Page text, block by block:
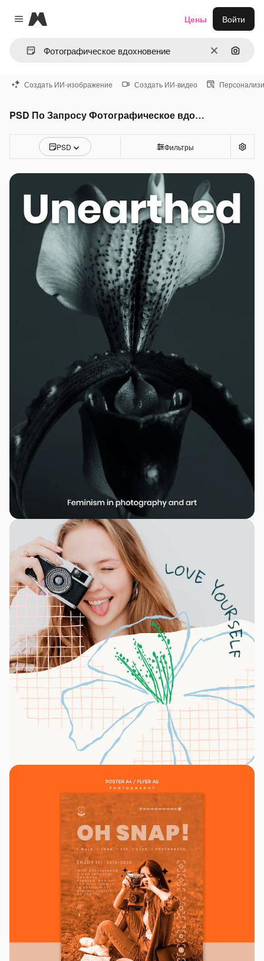
Close menu
Magnific
ОчиститьПоиск
Цены Войти
Создать ИИ-изображение Создать ИИ-видео
PSD По Запросу Фотографическое вдохновение
PSD Фильтры